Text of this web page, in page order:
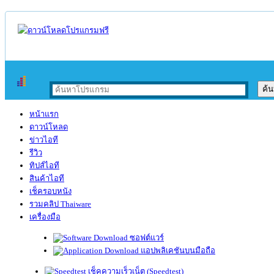
หน้าแรก
ดาวน์โหลด
ข่าวไอที
รีวิว
ทิปส์ไอที
สินค้าไอที
เช็ครอบหนัง
รวมคลิป Thaiware
เครื่องมือ
ซอฟต์แวร์
แอปพลิเคชันบนมือถือ
เช็คความเร็วเน็ต (Speedtest)